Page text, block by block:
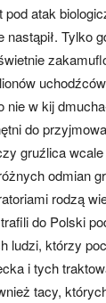
pod atak
nastąpił. Tylko
nie w kij
do
gruźlica
odmian
rodzą
do Polski
ludzi, którzy
i tych
tacy,